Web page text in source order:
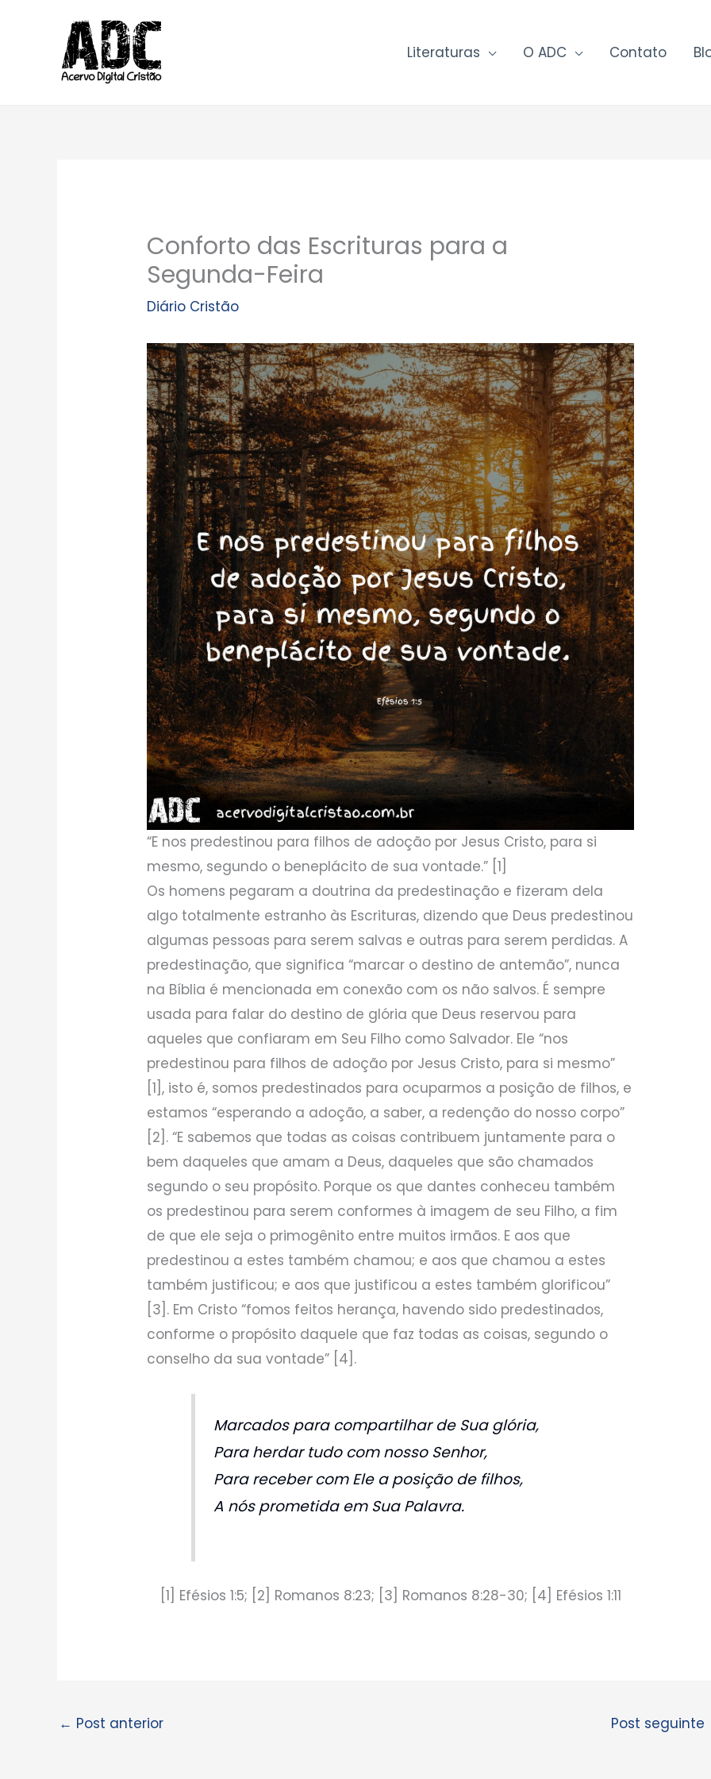
conteúdo
Literaturas O ADC Contato
Conforto das Escrituras para a
Segunda-Feira
Diário Cristão
“E nos predestinou para filhos de adoção por Jesus Cristo, para si
mesmo, segundo o beneplácito de sua vontade.” [1]
Os homens pegaram a doutrina da predestinação e fizeram dela
algo totalmente estranho às Escrituras, dizendo que Deus predestinou
algumas pessoas para serem salvas e outras para serem perdidas. A
predestinação, que significa “marcar o destino de antemão”, nunca
na Bíblia é mencionada em conexão com os não salvos. É sempre
usada para falar do destino de glória que Deus reservou para
aqueles que confiaram em Seu Filho como Salvador. Ele “nos
predestinou para filhos de adoção por Jesus Cristo, para si mesmo”
[1], isto é, somos predestinados para ocuparmos a posição de filhos, e
estamos “esperando a adoção, a saber, a redenção do nosso corpo”
[2]. “E sabemos que todas as coisas contribuem juntamente para o
bem daqueles que amam a Deus, daqueles que são chamados
segundo o seu propósito. Porque os que dantes conheceu também
os predestinou para serem conformes à imagem de seu Filho, a fim
de que ele seja o primogênito entre muitos irmãos. E aos que
predestinou a estes também chamou; e aos que chamou a estes
também justificou; e aos que justificou a estes também glorificou”
[3]. Em Cristo “fomos feitos herança, havendo sido predestinados,
conforme o propósito daquele que faz todas as coisas, segundo o
conselho da sua vontade” [4].
Marcados para compartilhar de Sua glória,
Para herdar tudo com nosso Senhor,
Para receber com Ele a posição de filhos,
A nós prometida em Sua Palavra.
[1] Efésios 1:5; [2] Romanos 8:23; [3] Romanos 8:28-30; [4] Efésios 1:11
← Post anterior Post seguinte